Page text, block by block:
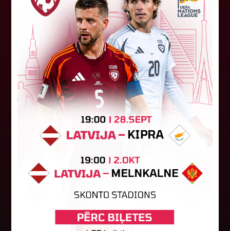
Latvijas Futbola federācija (LFF) un Francijas
Futbola federācija (FFF) vienojušās par sieviešu
futbola izlašu pārbaudes spēli šī gada 10.
oktobrī. Spēle notiks Lavālā...
03. augusts 2026.
"Riga FC Women" iekļūst
Baltijas Sieviešu futbola līgas